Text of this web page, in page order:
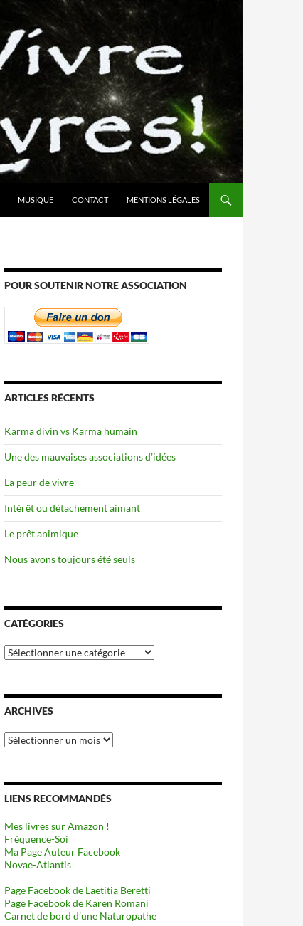
MUSIQUE CONTACT MENTIONS LÉGALES
POUR SOUTENIR NOTRE ASSOCIATION
ARTICLES RÉCENTS
Karma divin vs Karma humain
Une des mauvaises associations d’idées
La peur de vivre
Intérêt ou détachement aimant
Le prêt animique
Nous avons toujours été seuls
CATÉGORIES
Catégories
ARCHIVES
Archives
LIENS RECOMMANDÉS
Mes livres sur Amazon !
Fréquence-Soi
Ma Page Auteur Facebook
Novae-Atlantis
Page Facebook de Laetitia Beretti
Page Facebook de Karen Romani
Carnet de bord d’une Naturopathe